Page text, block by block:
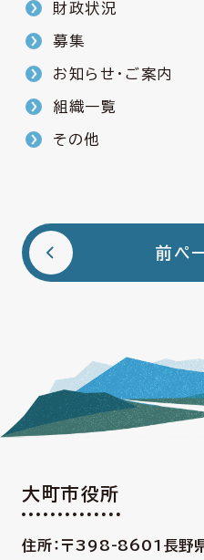
財政状況
募集
お知らせ・ご案内
組織一覧
その他
前ペ
大町市役所
住所：〒398-8601 長野